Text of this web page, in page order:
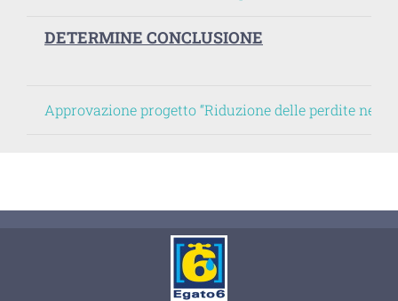
DETERMINE CONCLUSIONE
Approvazione progetto “Riduzione delle perdite